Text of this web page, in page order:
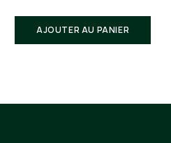
AJOUTER AU PANIER